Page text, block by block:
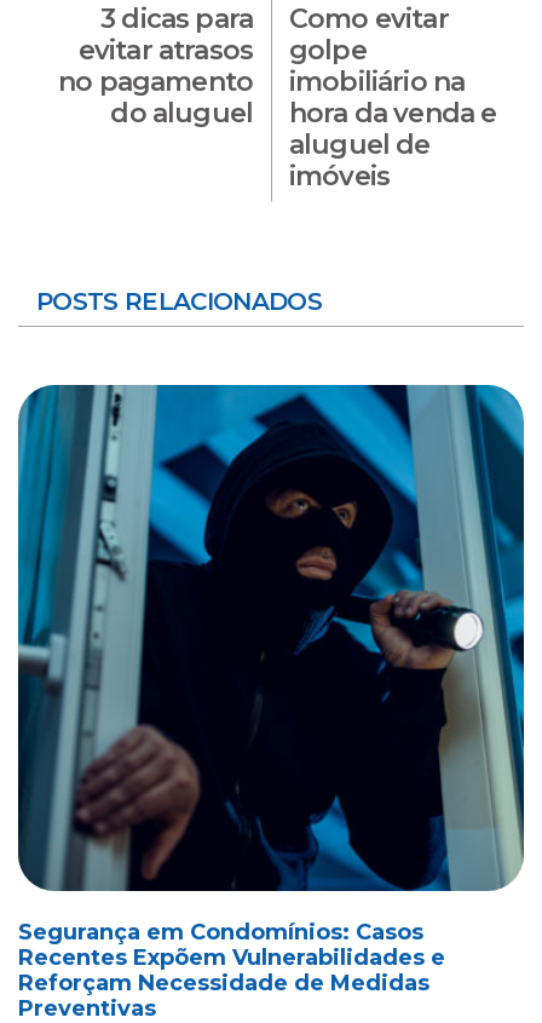
3 dicas para
evitar atrasos
no pagamento
do aluguel
Como evitar
golpe
imobiliário na
hora da venda e
aluguel de
imóveis
POSTS RELACIONADOS
Segurança em Condomínios: Casos
Recentes Expõem Vulnerabilidades e
Reforçam Necessidade de Medidas
Preventivas